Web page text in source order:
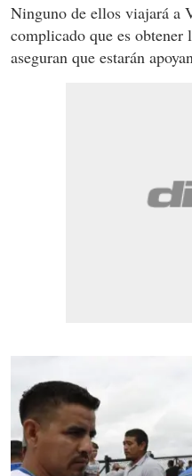
Ninguno de ellos viajará a
complicado que es obtener
aseguran que estarán